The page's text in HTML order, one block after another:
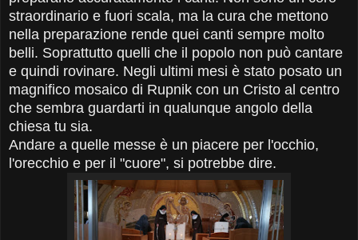
straordinario e fuori scala, ma la cura che mettono
nella preparazione rende quei canti sempre molto
belli. Soprattutto quelli che il popolo non può cantare
e quindi rovinare. Negli ultimi mesi è stato posato un
magnifico mosaico di Rupnik con un Cristo al centro
che sembra guardarti in qualunque angolo della
chiesa tu sia.
Andare a quelle messe è un piacere per l'occhio,
l'orecchio e per il "cuore", si potrebbe dire.